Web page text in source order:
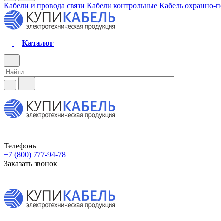
Кабели и провода связи Кабели контрольные Кабель охранно-
Каталог
Телефоны
+7 (800) 777-94-78
Заказать звонок